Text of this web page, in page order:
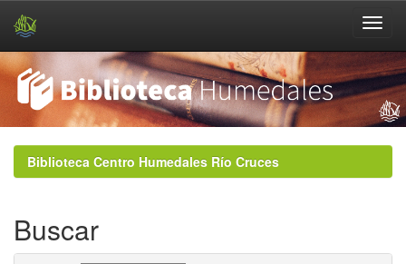
navigationBiblioteca Centro Humedales Río Cruces
Buscar